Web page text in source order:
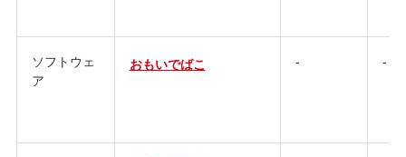
ソフトウェ
ア
おもいでばこ - -